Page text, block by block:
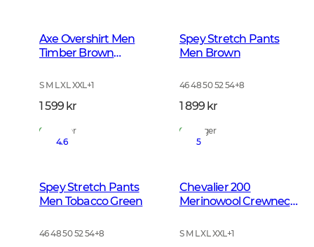
Axe Overshirt Men
Timber Brown
S M L XL XXL+1
1 599 kr
På lager
Spey Stretch Pants
Men Brown
46 48 50 52 54+8
1 899 kr
På lager
4.6
Spey Stretch Pants
Men Tobacco Green
46 48 50 52 54+8
5
Chevalier 200
Merinowool Crewneck
S M L XL XXL+1